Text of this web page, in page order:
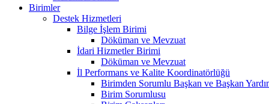
Birimler
Destek Hizmetleri
Bilge İşlem Birimi
Döküman ve Mevzuat
İdari Hizmetler Birimi
Döküman ve Mevzuat
İl Performans ve Kalite Koordinatörlüğü
Birimden Sorumlu Başkan ve Başkan
Birim Sorumlusu